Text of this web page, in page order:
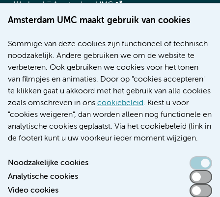
Amsterdam UMC maakt gebruik van cookies
Sommige van deze cookies zijn functioneel of technisch
noodzakelijk. Andere gebruiken we om de website te
verbeteren. Ook gebruiken we cookies voor het tonen
van filmpjes en animaties. Door op "cookies accepteren"
te klikken gaat u akkoord met het gebruik van alle cookies
zoals omschreven in ons cookiebeleid. Kiest u voor
"cookies weigeren", dan worden alleen nog functionele en
analytische cookies geplaatst. Via het cookiebeleid (link in
de footer) kunt u uw voorkeur ieder moment wijzigen.
Noodzakelijke cookies
Analytische cookies
Video cookies
Werken bij Amsterdam UMC
Over Amsterdam UMC
Research
Educatie locatie AMC
Educatie locatie VUmc
Verwijzen & diagnostiek
Toegankelijkheidsverklaring
Responsible disclosure